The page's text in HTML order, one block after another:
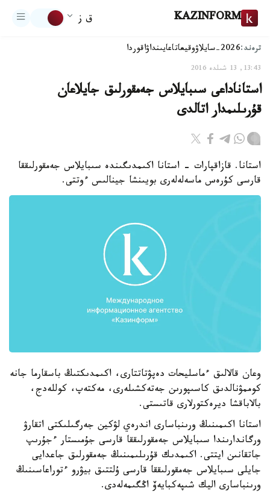
KAZINFORM ق ز
ترەند:2026-سايلاۋ وقيعاتاعايىنداۋاقوردا
13:43, 13 شىلدە 2016
استاناداعى سىبايلاس جەمقورلىق جايلاعان
قۇرىلىمدار اتالدى
استانا. قازاقپارات - استانا اكىمدىگىندە سىبايلاس جەمقورلىققا
قارسى كۇرەس ماسەلەلەرى بويىنشا جينالىس ءوتتى.
وعان قالالىق ءماسليحات دەپۋتاتتارى، اكىمدىكتىڭ باسقارما جانە
كوممۋنالدىق كاسىپورىن جەتەكشىلەرى، مەكتەپ، كوللەدج،
بالاباقشا ديرەكتورلارى قاتىستى.
استانا اكىمىنىڭ ورىنباسارى اندرەي لۋكين جەرگىلىكتى اتقارۋ
ورگاندارىندا سىبايلاس جەمقورلىققا قارسى جۇمىستار ءجۇرىپ
جاتقانىن ايتتى. اكىمدىك قۇرىلىمىنىڭ جەمقورلىق جاعدايى
جايلى سىبايلاس جەمقورلىققا قارسى ۇلتتىق بيۋرو ءتوراعاسىنىڭ
ورىنباسارى اليك شىپەكبايەۆ اڭگىمەلەدى.